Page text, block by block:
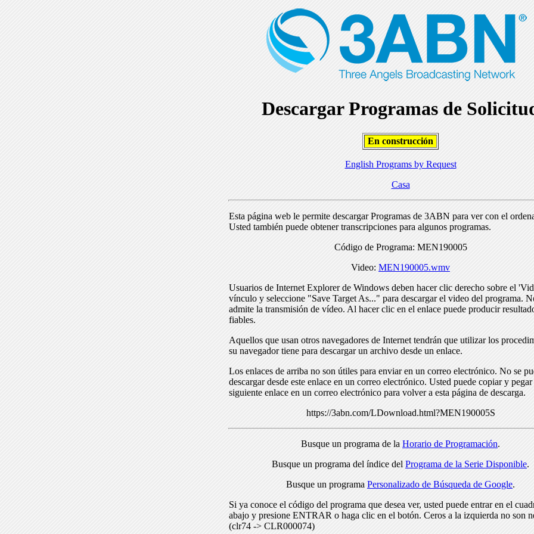
Descargar Programas de
En construcción
English Programs by Request
Casa
Esta página web le permite descargar Programas de 3ABN para ver con el
Usted también puede obtener transcripciones para algunos programas.
Código de Programa: MEN190005
Video: MEN190005.wmv
Usuarios de Internet Explorer de Windows deben hacer clic derecho sobre el
vínculo y seleccione "Save Target As..." para descargar el video del programa.
admite la transmisión de vídeo. Al hacer clic en el enlace puede producir
fiables.
Aquellos que usan otros navegadores de Internet tendrán que utilizar los
su navegador tiene para descargar un archivo desde un enlace.
Los enlaces de arriba no son útiles para enviar en un correo electrónico. No se
descargar desde este enlace en un correo electrónico. Usted puede copiar y pegar
siguiente enlace en un correo electrónico para volver a esta página de descarga.
https://3abn.com/LDownload.html?MEN190005S
Busque un programa de la Horario de Programación.
Busque un programa del índice del Programa de la Serie Disponible.
Busque un programa Personalizado de Búsqueda de Google.
Si ya conoce el código del programa que desea ver, usted puede entrar en el
abajo y presione ENTRAR o haga clic en el botón. Ceros a la izquierda no son
(clr74 -> CLR000074)